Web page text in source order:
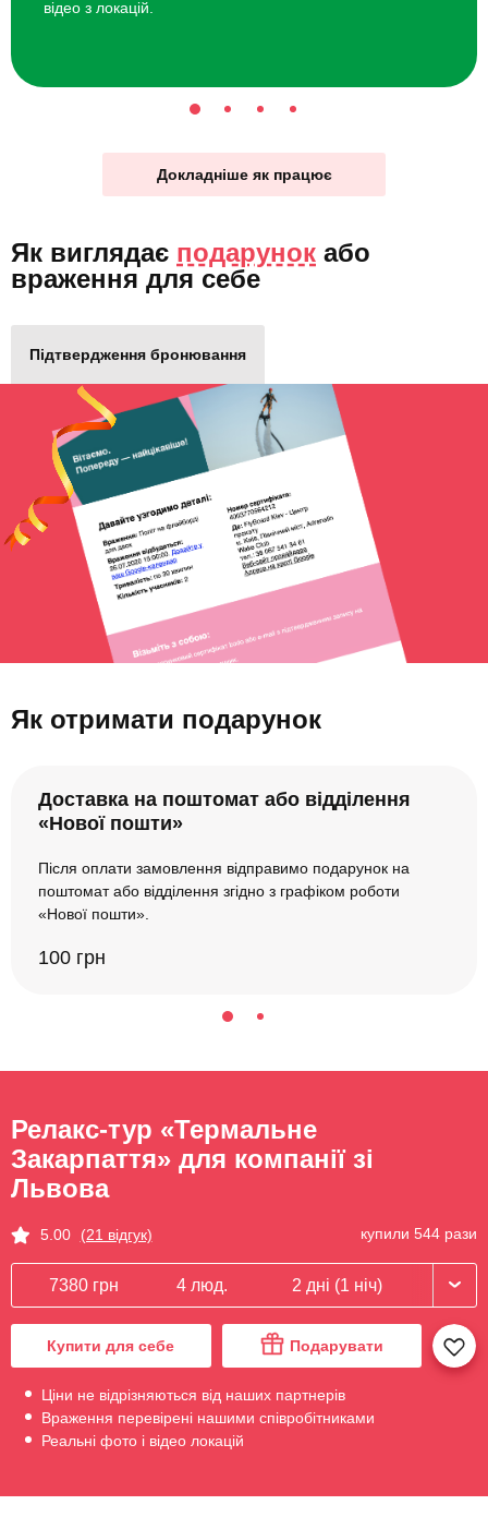
відео з локацій.
Докладніше як працює
Як виглядає подарунок або
враження для себе
Підтвердження бронювання
Як отримати подарунок
Доставка на поштомат або відділення
«Нової пошти»
Після оплати замовлення відправимо подарунок на
поштомат або відділення згідно з графіком роботи
«Нової пошти».
100 грн
Релакс-тур «Термальне
Закарпаття» для компанії зі
Львова
5.00 (21 відгук) купили 544 рази
7380 грн 4 люд. 2 дні (1 ніч)
Купити для себе Подарувати
Ціни не відрізняються від наших партнерів
Враження перевірені нашими співробітниками
Реальні фото і відео локацій